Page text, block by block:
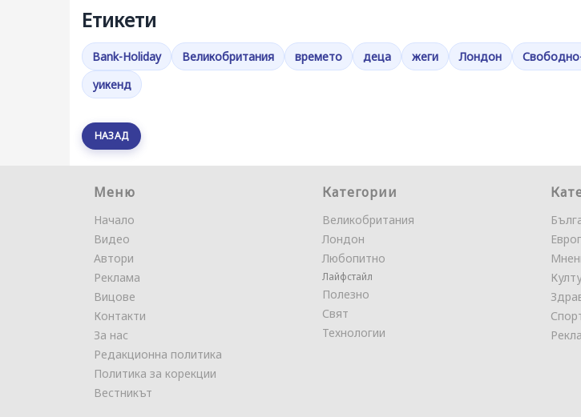
Етикети
Bank-Holiday Великобритания времето деца жеги Лондон
уикенд
НАЗАД
Меню
Начало
Видео
Автори
Реклама
Вицове
Контакти
За нас
Редакционна политика
Политика за корекции
Вестникът
Категории
Великобритания
Лондон
Любопитно
Лайфстайл
Полезно
Свят
Технологии